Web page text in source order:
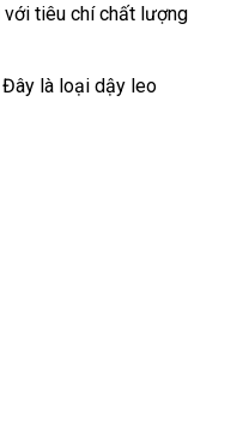
với tiêu chí chất lượng
Đây là loại dậy leo